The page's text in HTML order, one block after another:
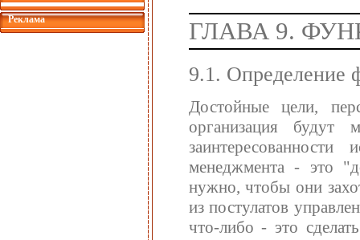
Реклама ГЛАВА 9.
9.1. Определение
Достойные цели,
организация будут
менеджмента - это
нужно, чтобы они
из постулатов
что-либо - это